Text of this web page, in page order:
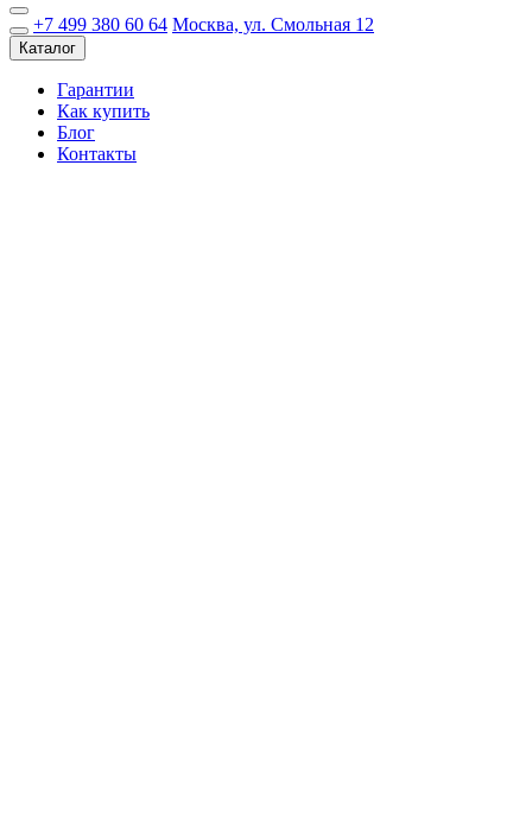
+7 499 380 60 64 Москва, ул. Смольная 12
Каталог
Гарантии
Как купить
Блог
Контакты